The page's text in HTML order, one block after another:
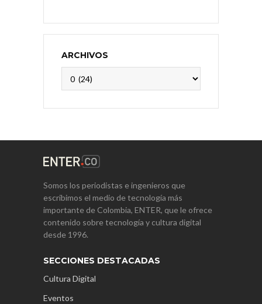
ARCHIVOS
Somos los periodistas e ingenieros que
escribimos el medio de tecnología más
importante de Colombia, ENTER, que le ofrece
contenido sobre tecnología y cultura digital
desde 1996.
SECCIONES DESTACADAS
Cultura Digital
Eventos